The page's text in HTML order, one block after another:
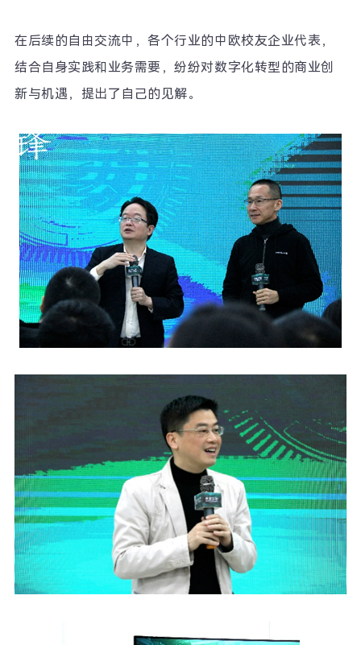
在后续的自由交流中，各个行业的中欧校友企业代表，
结合自身实践和业务需要，纷纷对数字化转型的商业创
新与机遇，提出了自己的见解。